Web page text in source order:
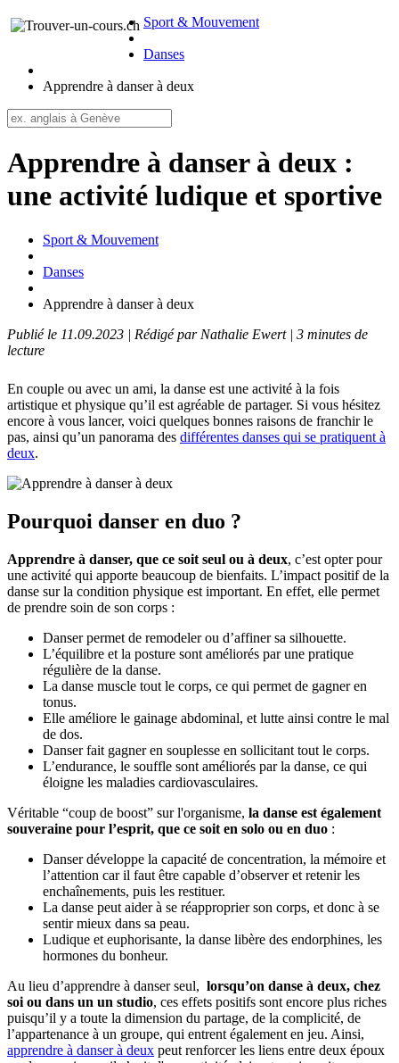
Sport & Mouvement
Danses
Apprendre à danser à deux
Apprendre à danser à deux :
une activité ludique et sportive
Sport & Mouvement
Danses
Apprendre à danser à deux
Publié le 11.09.2023 | Rédigé par Nathalie Ewert | 3 minutes de
lecture
En couple ou avec un ami, la danse est une activité à la fois
artistique et physique qu’il est agréable de partager. Si vous hésitez
encore à vous lancer, voici quelques bonnes raisons de franchir le
pas, ainsi qu’un panorama des différentes danses qui se pratiquent à
deux.
Pourquoi danser en duo ?
Apprendre à danser, que ce soit seul ou à deux, c’est opter pour
une activité qui apporte beaucoup de bienfaits. L’impact positif de la
danse sur la condition physique est important. En effet, elle permet
de prendre soin de son corps :
Danser permet de remodeler ou d’affiner sa silhouette.
L’équilibre et la posture sont améliorés par une pratique
régulière de la danse.
La danse muscle tout le corps, ce qui permet de gagner en
tonus.
Elle améliore le gainage abdominal, et lutte ainsi contre le mal
de dos.
Danser fait gagner en souplesse en sollicitant tout le corps.
L’endurance, le souffle sont améliorés par la danse, ce qui
éloigne les maladies cardiovasculaires.
Véritable “coup de boost” sur l'organisme, la danse est également
souveraine pour l’esprit, que ce soit en solo ou en duo :
Danser développe la capacité de concentration, la mémoire et
l’attention car il faut être capable d’observer et retenir les
enchaînements, puis les restituer.
La danse peut aider à se réapproprier son corps, et donc à se
sentir mieux dans sa peau.
Ludique et euphorisante, la danse libère des endorphines, les
hormones du bonheur.
Au lieu d’apprendre à danser seul, lorsqu’on danse à deux, chez
soi ou dans un un studio, ces effets positifs sont encore plus riches
puisqu’il y a toute la dimension du partage, de la complicité, de
l’appartenance à un groupe, qui entrent également en jeu. Ainsi,
apprendre à danser à deux peut renforcer les liens entre deux époux